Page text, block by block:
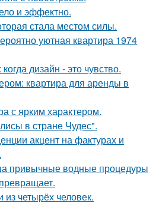
и эффектно.
стала местом силы.
уютная квартира 1974
дизайн - это чувство.
квартира для аренды в
с ярким характером.
в стране Чудес".
акцент на фактурах и
привычные водные процедуры
четырёх человек.